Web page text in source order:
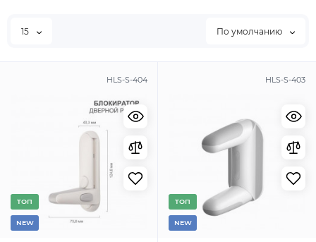
15 По умолчанию
HLS-S-404
TОП
NEW
HLS-S-403
TОП
NEW